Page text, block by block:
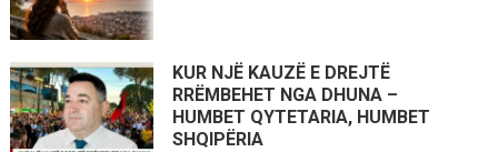
KUR NJË KAUZË E DREJTË
RRËMBEHET NGA DHUNA –
HUMBET QYTETARIA, HUMBET
SHQIPËRIA